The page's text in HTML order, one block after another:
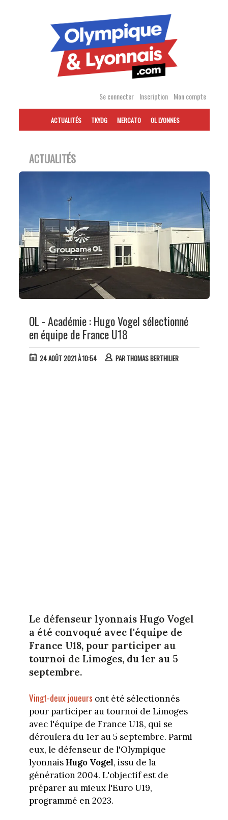
Se connecter Inscription Mon compte
ACTUALITÉS TKYDG MERCATO OL LYONNES
ACTUALITÉS
OL - Académie : Hugo Vogel sélectionné
en équipe de France U18
24 AOÛT 2021 À 10:54 PAR THOMAS BERTHILIER
Le défenseur lyonnais Hugo Vogel
a été convoqué avec l'équipe de
France U18, pour participer au
tournoi de Limoges, du 1er au 5
septembre.
Vingt-deux joueurs ont été sélectionnés
pour participer au tournoi de Limoges
avec l'équipe de France U18, qui se
déroulera du 1er au 5 septembre. Parmi
eux, le défenseur de l'Olympique
lyonnais Hugo Vogel, issu de la
génération 2004. L'objectif est de
préparer au mieux l'Euro U19,
programmé en 2023.